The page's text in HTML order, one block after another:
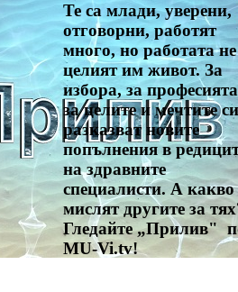
​Те са млади, уверени,
отговорни, работят
много, но работата не
целият им живот. За
избора, за
за целите и мечтите
разказват новите
попълнения в
на здравните
специалисти. А какво
мислят другите за
Гледайте „Прилив"
MU-Vi.tv!